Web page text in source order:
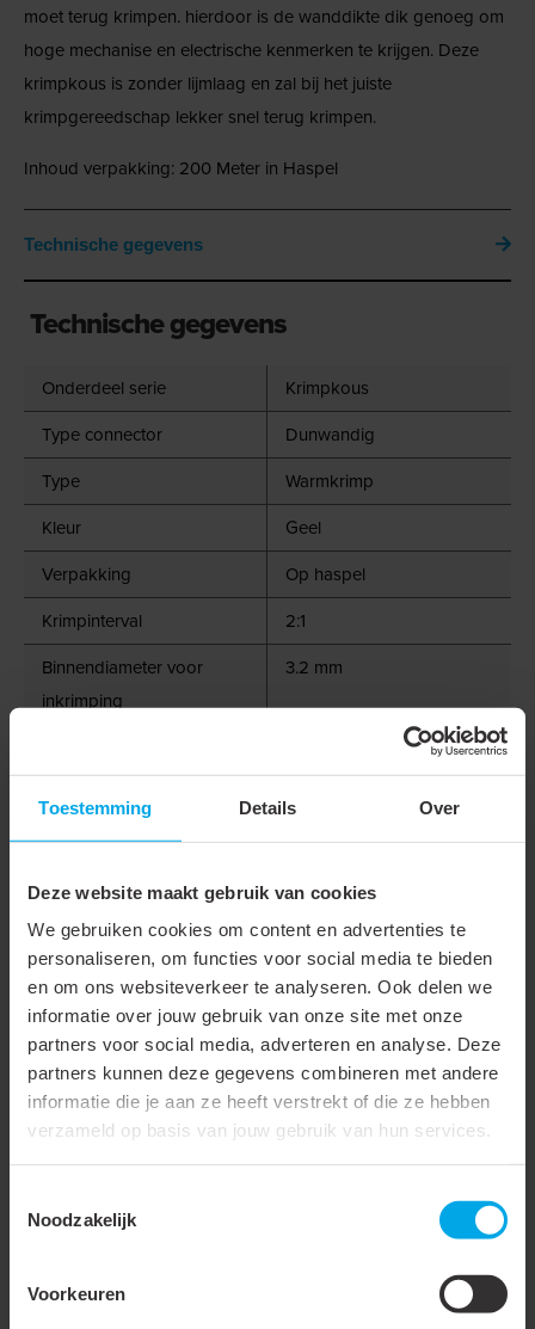
Toestemming Details Over
Deze website maakt gebruik van cookies
We gebruiken cookies om content en advertenties te
personaliseren, om functies voor social media te bieden
en om ons websiteverkeer te analyseren. Ook delen we
informatie over jouw gebruik van onze site met onze
partners voor social media, adverteren en analyse. Deze
partners kunnen deze gegevens combineren met andere
informatie die je aan ze heeft verstrekt of die ze hebben
verzameld op basis van jouw gebruik van hun services.
Noodzakelijk
Voorkeuren
moet terug krimpen. hierdoor is de wanddikte dik genoeg om
hoge mechanise en electrische kenmerken te krijgen. Deze
krimpkous is zonder lijmlaag en zal bij het juiste
krimpgereedschap lekker snel terug krimpen.
Inhoud verpakking: 200 Meter in Haspel
Technische gegevens
Technische gegevens
Onderdeel serie
Krimpkous
Type connector
Dunwandig
Type
Warmkrimp
Kleur
Geel
Verpakking
Op haspel
Krimpinterval
2:1
Binnendiameter voor
inkrimping
3.2 mm
inkrimping
Wanddikte na krimpen
0.51 mm
Bedrijfstemperatuur
-55 - 135 °C
Krimptemperatuur
100 °C
Materiaal
Polyolefine (XLPO)
Halogeenvrij
Transparant